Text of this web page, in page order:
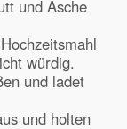
und Asche
würdig.
und ladet
und holten